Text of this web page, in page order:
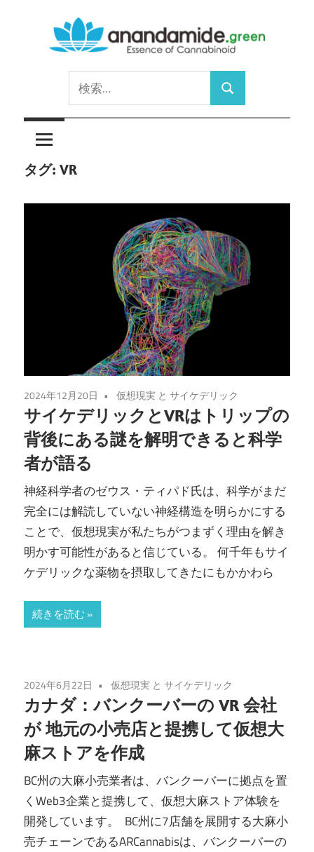
ッ
anandamide.green
Cannabinoid
索:
検
索
タグ: VR
2024年12月20日 仮想現実 と サイケデリック
サイケデリックとVRはトリップの
背後にある謎を解明できると科学
者が語る
神経科学者のゼウス・ティパド氏は、科学がまだ
完全には解読していない神経構造を明らかにする
ことで、仮想現実が私たちがつまずく理由を解き
明かす可能性があると信じている。 何千年もサイ
ケデリックな薬物を摂取してきたにもかかわら
続きを読む
2024年6月22日 仮想現実 と サイケデリック
カナダ：バンクーバーの VR 会社
が 地元の小売店と提携して仮想大
麻ストアを作成
BC州の大麻小売業者は、バンクーバーに拠点を置
くWeb3企業と提携して、仮想大麻ストア体験を
開発しています。 BC州に7店舗を展開する大麻小
売チェーンであるARCannabisは、バンクーバーの